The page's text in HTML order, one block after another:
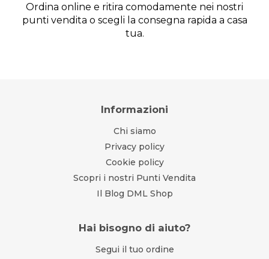
Ordina online e ritira comodamente nei nostri
punti vendita o scegli la consegna rapida a casa
tua.
Informazioni
Chi siamo
Privacy policy
Cookie policy
Scopri i nostri Punti Vendita
Il Blog DML Shop
Hai bisogno di aiuto?
Segui il tuo ordine